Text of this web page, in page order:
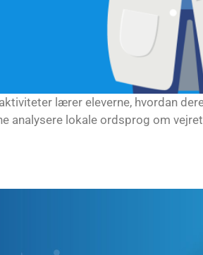
lærer eleverne, hvordan
analysere lokale ordsprog om